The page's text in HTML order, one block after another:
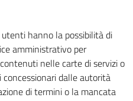
hanno la possibilità di
amministrativo per
nelle carte di servizi o
dalle autorità
di termini o la mancata